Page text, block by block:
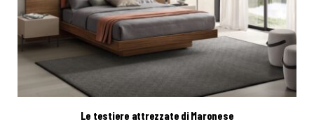
Le testiere attrezzate di Maronese